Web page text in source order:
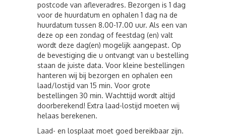
postcode van afleveradres. Bezorgen is 1 dag
voor de huurdatum en ophalen 1 dag na de
huurdatum tussen 8.00-17.00 uur. Als een van
deze op een zondag of feestdag (en) valt
wordt deze dag(en) mogelijk aangepast. Op
de bevestiging die u ontvangt van u bestelling
staan de juiste data. Voor kleine bestellingen
hanteren wij bij bezorgen en ophalen een
laad/lostijd van 15 min. Voor grote
bestellingen 30 min. Wachttijd wordt altijd
doorberekend! Extra laad-lostijd moeten wij
helaas berekenen.
Laad- en losplaat moet goed bereikbaar zijn.